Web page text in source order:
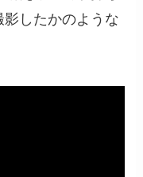
したかのような